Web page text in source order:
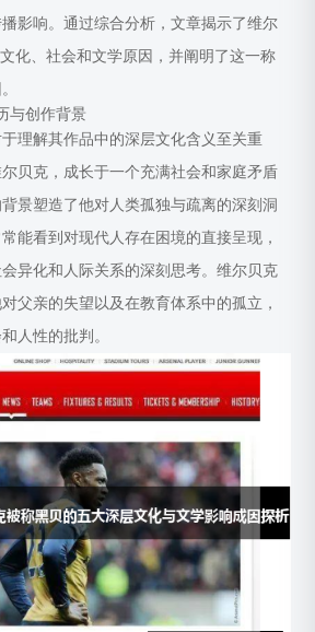
影响。通过综合分析，文章揭示了维尔
化、社会和文学原因，并阐明了这一称
与创作背景
理解其作品中的深层文化含义至关重
贝克，成长于一个充满社会和家庭矛盾
景塑造了他对人类孤独与疏离的深刻洞
能看到对现代人存在困境的直接呈现，
异化和人际关系的深刻思考。维尔贝克
父亲的失望以及在教育体系中的孤立，
人性的批判。